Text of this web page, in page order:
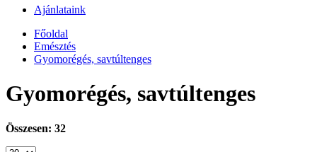
Ajánlataink
Főoldal
Emésztés
Gyomorégés, savtúltenges
Gyomorégés, savtúltenges
Összesen: 32